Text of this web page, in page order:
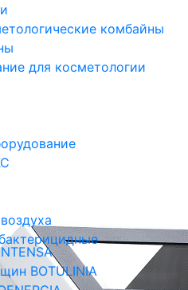
комбайны
для косметологии
BOTULINIA